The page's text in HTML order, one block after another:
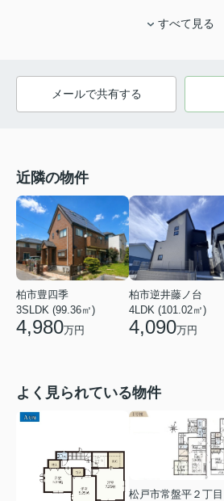
すべて見る
メールで共有する
近隣の物件
柏市豊四季
3SLDK (99.36㎡)
4,980万円
柏市逆井藤ノ台
4LDK (101.02㎡)
4,090万円
よく見られている物件
松戸市常盤平２丁目